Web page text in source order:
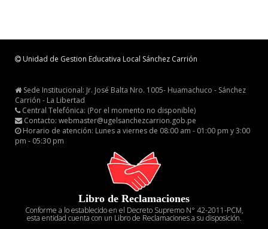
Unidad de Gestion Educativa Local Sánchez Carrión
Sede Institucional: Jr. José Balta Nro. 1005- Huamachuco - Sánchez
Carrión - La Libertad
Central Telefónica: (Por el momento no disponible)
Contacto: webmaster@ugelsanchezcarrion.gob.pe
Horario de atención: Lunes a viernes de 08:00 am - 01:00 pm y 3:00
pm - 05:30 pm
Libro de Reclamaciones
Conforme a lo establecido en el Decreto Supremo N° 42-2011-PCM,
esta entidad cuenta con un Libro de Reclamaciones a su disposición.